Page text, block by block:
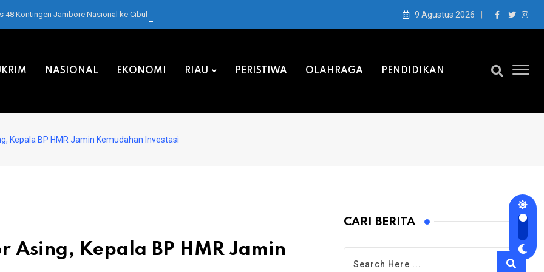
48 Kontingen Jambore Nasional ke Cibubur 9 Agustus 2026
NASIONAL EKONOMI RIAU PERISTIWA OLAHRAGA PENDIDIKAN
Kepala BP HMR Jamin Kemudahan Investasi
Asing, Kepala BP HMR Jamin
CARI BERITA